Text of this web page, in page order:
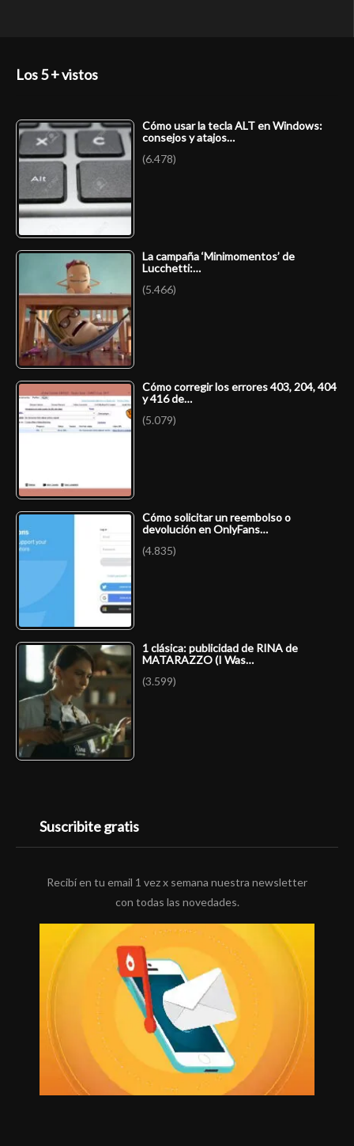
Los 5 + vistos
Cómo usar la tecla ALT en Windows:
consejos y atajos…
(6.478)
La campaña ‘Minimomentos’ de
Lucchetti:…
(5.466)
Cómo corregir los errores 403, 204, 404
y 416 de…
(5.079)
Cómo solicitar un reembolso o
devolución en OnlyFans…
(4.835)
1 clásica: publicidad de RINA de
MATARAZZO (I Was…
(3.599)
Suscribite gratis
Recibí en tu email 1 vez x semana nuestra newsletter
con todas las novedades.